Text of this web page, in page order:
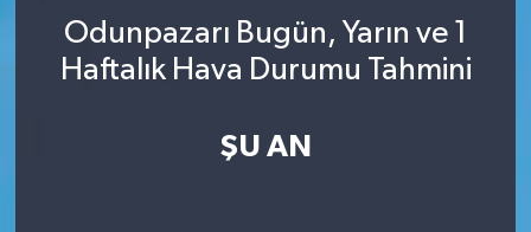
Odunpazarı Bugün, Yarın ve 1
Haftalık Hava Durumu Tahmini
ŞU AN
TURİZM
Süper Lig Puan Durumu ve Fikstür
Son Dakika Haberleri